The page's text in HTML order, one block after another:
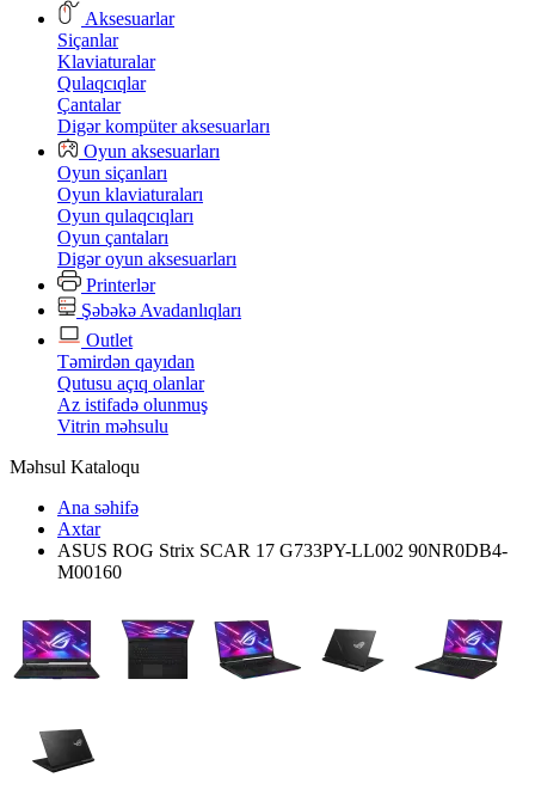
Aksesuarlar
Siçanlar
Klaviaturalar
Qulaqcıqlar
Çantalar
Digər kompüter aksesuarları
Oyun aksesuarları
Oyun siçanları
Oyun klaviaturaları
Oyun qulaqcıqları
Oyun çantaları
Digər oyun aksesuarları
Printerlər
Şəbəkə Avadanlıqları
Outlet
Təmirdən qayıdan
Qutusu açıq olanlar
Az istifadə olunmuş
Vitrin məhsulu
Məhsul Kataloqu
Ana səhifə
Axtar
ASUS ROG Strix SCAR 17 G733PY-LL002 90NR0DB4-
M00160